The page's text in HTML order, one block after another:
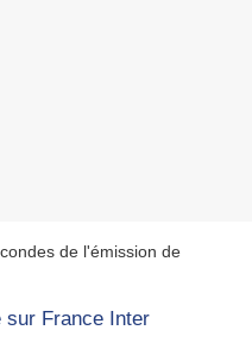
de l'émission de
sur France Inter